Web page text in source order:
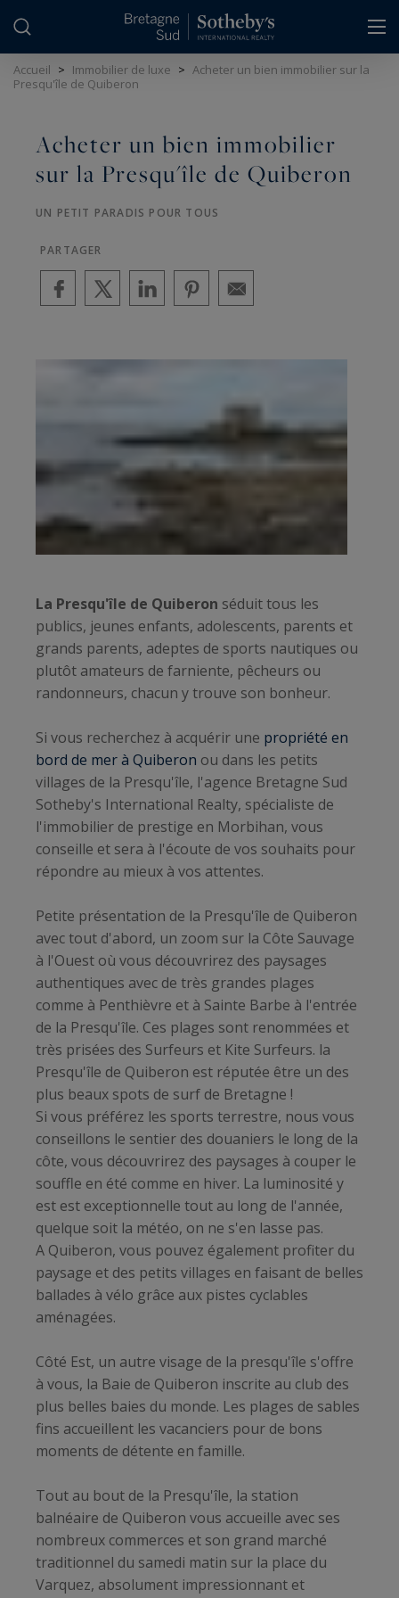
Accueil > Immobilier de luxe > Acheter un bien immobilier sur la
Presqu'île de Quiberon
Acheter un bien immobilier
sur la Presqu'île de Quiberon
UN PETIT PARADIS POUR TOUS
PARTAGER
La Presqu'île de Quiberon séduit tous les
publics, jeunes enfants, adolescents, parents et
grands parents, adeptes de sports nautiques ou
plutôt amateurs de farniente, pêcheurs ou
randonneurs, chacun y trouve son bonheur.
Si vous recherchez à acquérir une propriété en
bord de mer à Quiberon ou dans les petits
villages de la Presqu'île, l'agence Bretagne Sud
Sotheby's International Realty, spécialiste de
l'immobilier de prestige en Morbihan, vous
conseille et sera à l'écoute de vos souhaits pour
répondre au mieux à vos attentes.
Petite présentation de la Presqu'île de Quiberon
avec tout d'abord, un zoom sur la Côte Sauvage
à l'Ouest où vous découvrirez des paysages
authentiques avec de très grandes plages
comme à Penthièvre et à Sainte Barbe à l'entrée
de la Presqu'île. Ces plages sont renommées et
très prisées des Surfeurs et Kite Surfeurs. la
Presqu'île de Quiberon est réputée être un des
plus beaux spots de surf de Bretagne !
Si vous préférez les sports terrestre, nous vous
conseillons le sentier des douaniers le long de la
côte, vous découvrirez des paysages à couper le
souffle en été comme en hiver. La luminosité y
est est exceptionnelle tout au long de l'année,
quelque soit la météo, on ne s'en lasse pas.
A Quiberon, vous pouvez également profiter du
paysage et des petits villages en faisant de belles
ballades à vélo grâce aux pistes cyclables
aménagées.
Côté Est, un autre visage de la presqu'île s'offre
à vous, la Baie de Quiberon inscrite au club des
plus belles baies du monde. Les plages de sables
fins accueillent les vacanciers pour de bons
moments de détente en famille.
Tout au bout de la Presqu'île, la station
balnéaire de Quiberon vous accueille avec ses
nombreux commerces et son grand marché
traditionnel du samedi matin sur la place du
Varquez, absolument impressionnant et